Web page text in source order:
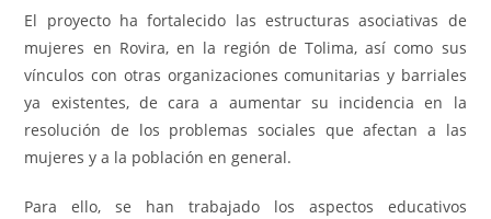
El proyecto ha fortalecido las estructuras asociativas de
mujeres en Rovira, en la región de Tolima, así como sus
vínculos con otras organizaciones comunitarias y barriales
ya existentes, de cara a aumentar su incidencia en la
resolución de los problemas sociales que afectan a las
mujeres y a la población en general.
Para ello, se han trabajado los aspectos educativos